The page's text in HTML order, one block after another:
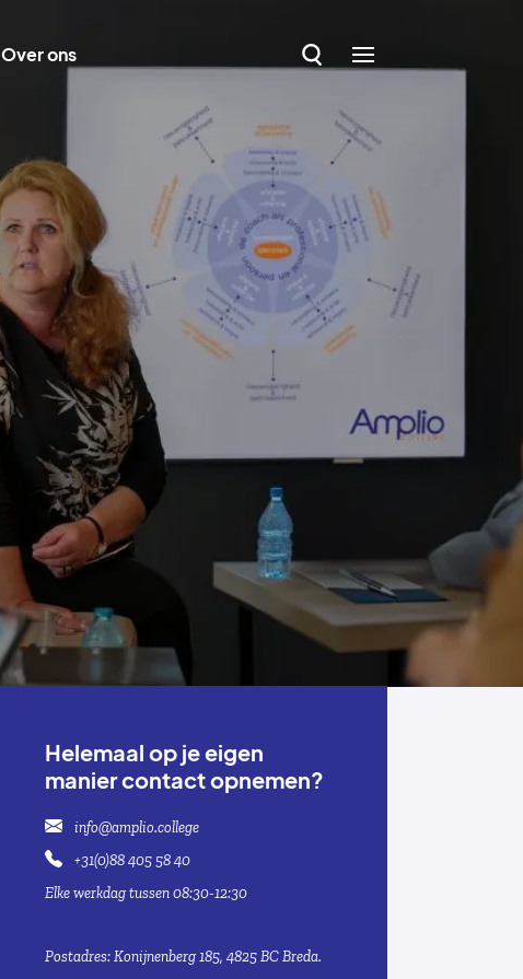
Over ons
Helemaal op je eigen
manier contact opnemen?
info@amplio.college
+31(0)88 405 58 40
Elke werkdag tussen 08:30-12:30
Postadres: Konijnenberg 185, 4825 BC Breda.